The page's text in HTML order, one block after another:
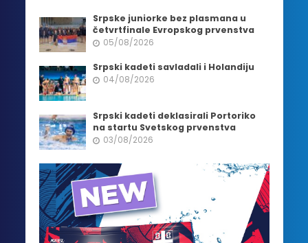
Srpske juniorke bez plasmana u
četvrtfinale Evropskog prvenstva
05/08/2026
Srpski kadeti savladali i Holandiju
04/08/2026
Srpski kadeti deklasirali Portoriko
na startu Svetskog prvenstva
03/08/2026